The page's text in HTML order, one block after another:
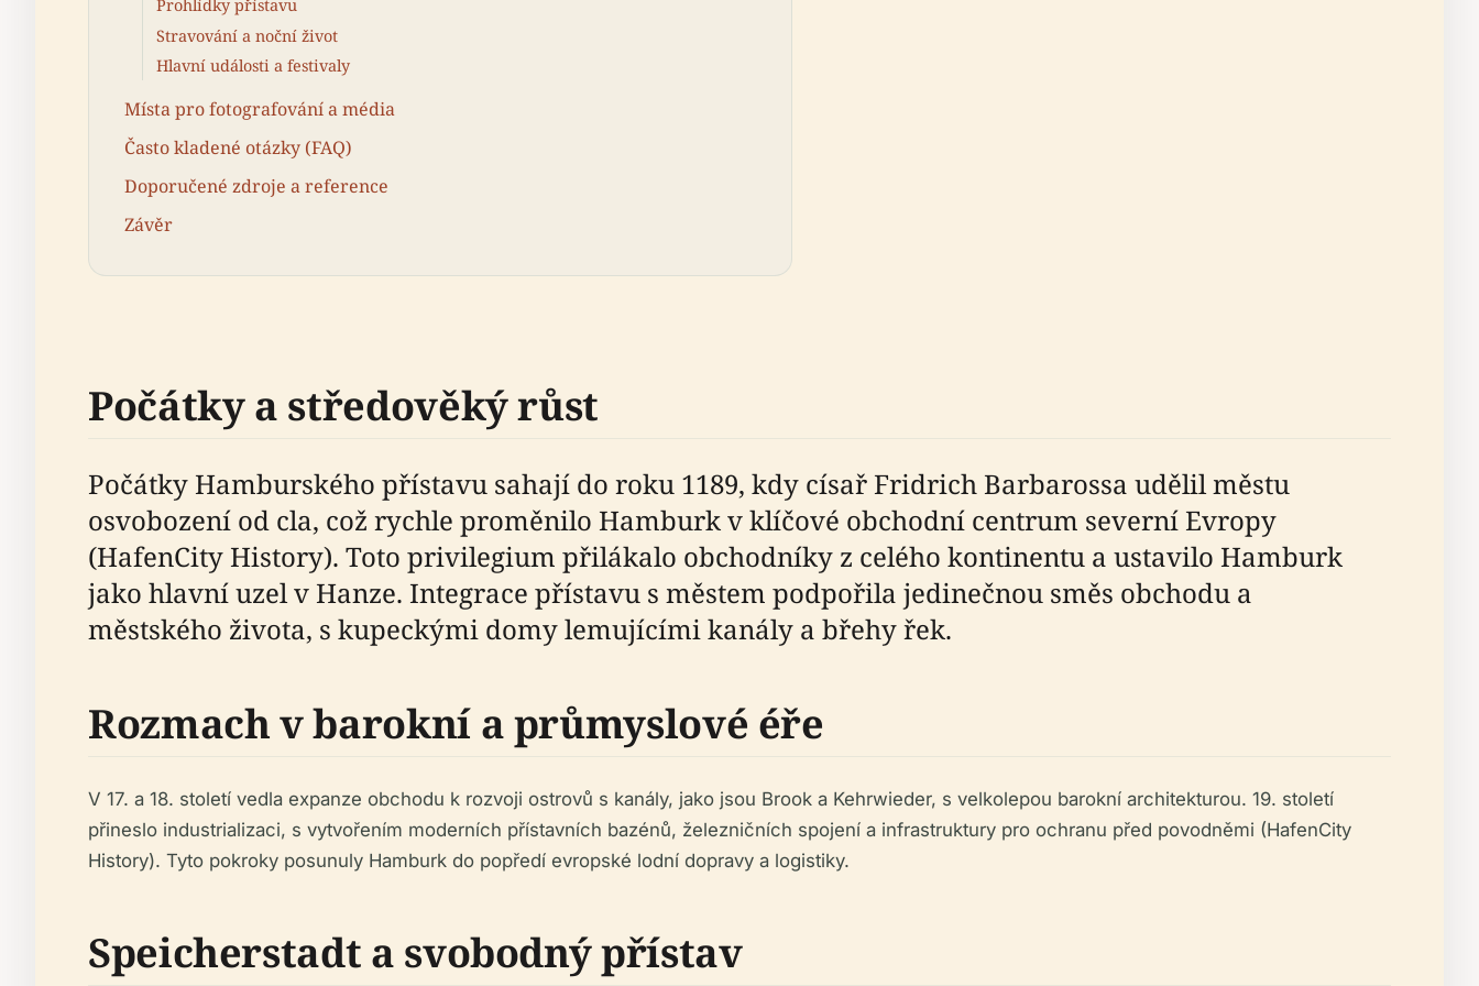
Prohlídky přístavu
Stravování a noční život
Hlavní události a festivaly
Místa pro fotografování a média
Často kladené otázky (FAQ)
Doporučené zdroje a reference
Závěr
Počátky a středověký růst
Počátky Hamburského přístavu sahají do roku 1189, kdy císař Fridrich Barbarossa udělil městu
osvobození od cla, což rychle proměnilo Hamburk v klíčové obchodní centrum severní Evropy
(HafenCity History). Toto privilegium přilákalo obchodníky z celého kontinentu a ustavilo Hamburk
jako hlavní uzel v Hanze. Integrace přístavu s městem podpořila jedinečnou směs obchodu a
městského života, s kupeckými domy lemujícími kanály a břehy řek.
Rozmach v barokní a průmyslové éře
V 17. a 18. století vedla expanze obchodu k rozvoji ostrovů s kanály, jako jsou Brook a Kehrwieder, s velkolepou barokní architekturou. 19. století
přineslo industrializaci, s vytvořením moderních přístavních bazénů, železničních spojení a infrastruktury pro ochranu před povodněmi (HafenCity
History). Tyto pokroky posunuly Hamburk do popředí evropské lodní dopravy a logistiky.
Speicherstadt a svobodný přístav